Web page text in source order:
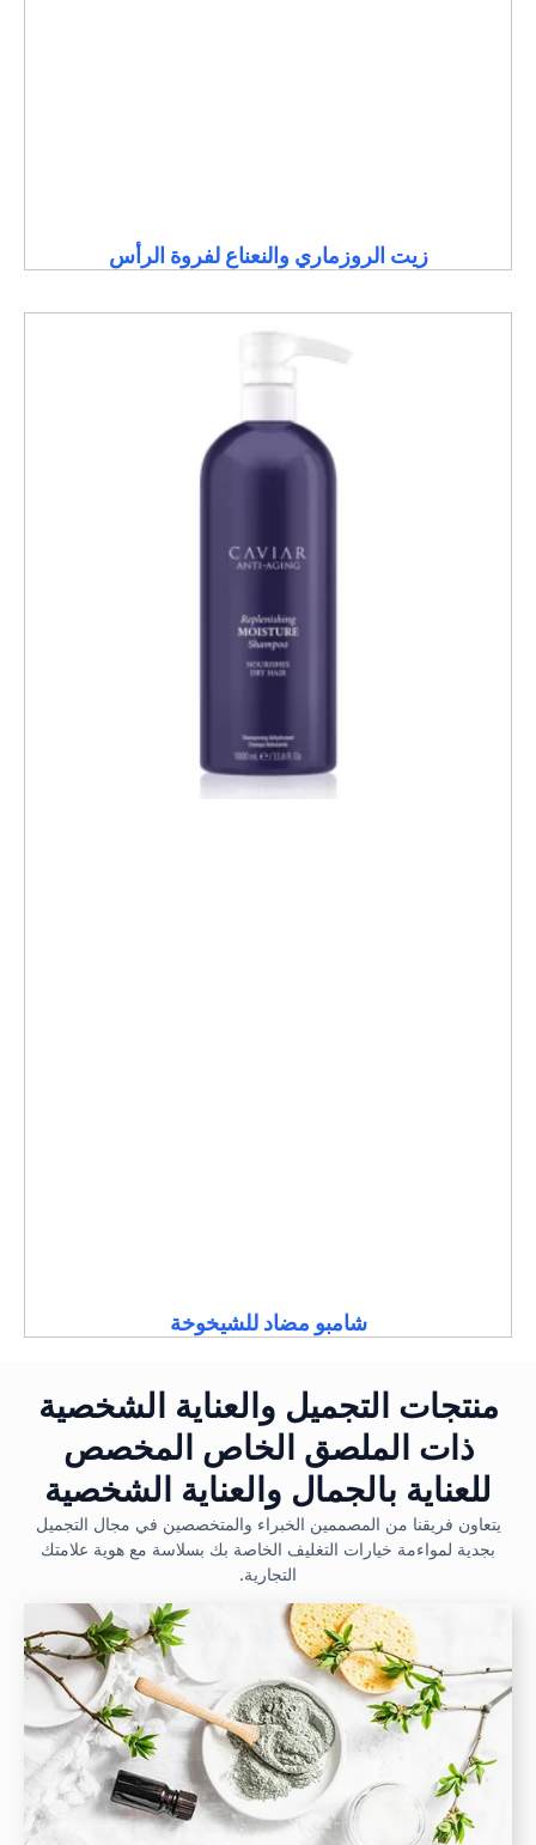
زيت الروزماري والنعناع لفروة الرأس
شامبو مضاد للشيخوخة
منتجات التجميل والعناية الشخصية
ذات الملصق الخاص المخصص
للعناية بالجمال والعناية الشخصية
يتعاون فريقنا من المصممين الخبراء والمتخصصين في مجال التجميل
بجدية لمواءمة خيارات التغليف الخاصة بك بسلاسة مع هوية علامتك
التجارية.